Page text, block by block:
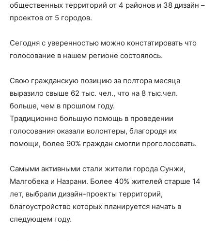
общественных территорий от 4 районов и 38 дизайн –
проектов от 5 городов.
Сегодня с уверенностью можно констатировать что
голосование в нашем регионе состоялось.
Свою гражданскую позицию за полтора месяца
выразило свыше 62 тыс. чел., что на 8 тыс.чел.
больше, чем в прошлом году.
Традиционно большую помощь в проведении
голосования оказали волонтеры, благородя их
помощи, более 90% граждан смогли проголосовать.
Самыми активными стали жители города Сунжи,
Малгобека и Назрани. Более 40% жителей старше 14
лет, выбрали дизайн-проекты территорий,
благоустройство которых планируется начать в
следующем году.